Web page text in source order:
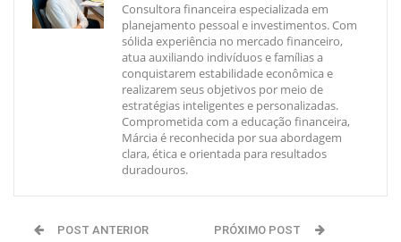
Consultora financeira especializada em
planejamento pessoal e investimentos. Com
sólida experiência no mercado financeiro,
atua auxiliando indivíduos e famílias a
conquistarem estabilidade econômica e
realizarem seus objetivos por meio de
estratégias inteligentes e personalizadas.
Comprometida com a educação financeira,
Márcia é reconhecida por sua abordagem
clara, ética e orientada para resultados
duradouros.
POST ANTERIOR PRÓXIMO POST